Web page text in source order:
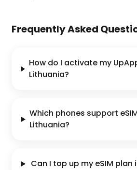
Frequently Asked
How do I activate my
Lithuania?
Which phones support
Lithuania?
Can I top up my eSIM plan